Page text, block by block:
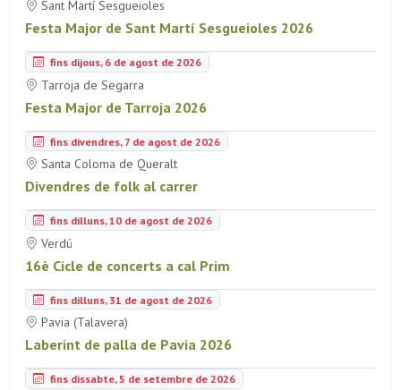
Sant Martí Sesgueioles
Festa Major de Sant Martí Sesgueioles 2026
fins dijous, 6 de agost de 2026
Tarroja de Segarra
Festa Major de Tarroja 2026
fins divendres, 7 de agost de 2026
Santa Coloma de Queralt
Divendres de folk al carrer
fins dilluns, 10 de agost de 2026
Verdú
16è Cicle de concerts a cal Prim
fins dilluns, 31 de agost de 2026
Pavia (Talavera)
Laberint de palla de Pavia 2026
fins dissabte, 5 de setembre de 2026